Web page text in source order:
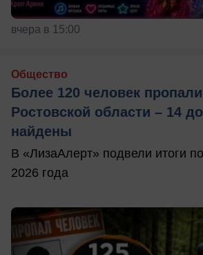
вчера в 15:00
Общество
Более 120 человек
Ростовской области – 14
найдены
В «ЛизаАлерт» подвели итоги
2026 года